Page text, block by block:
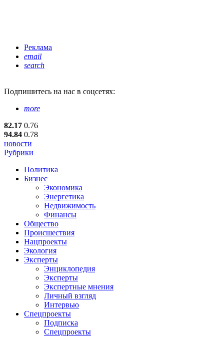
Реклама
email
search
Подпишитесь на нас в соцсетях:
more
82.17 0.76
94.84 0.78
новости
Рубрики
Политика
Бизнес
Экономика
Энергетика
Недвижимость
Финансы
Общество
Происшествия
Нацпроекты
Экология
Эксперты
Энциклопедия
Эксперты
Экспертные мнения
Личный взгляд
Интервью
Спецпроекты
Подписка
Спецпроекты